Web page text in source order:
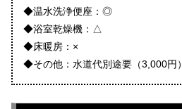
◆温水洗浄便座：◎
◆浴室乾燥機：△
◆床暖房：×
◆その他：水道代別途要（3,000円）